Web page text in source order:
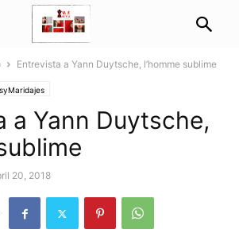
Entrevista a Yann Duytsche, l’homme sublime
a Yann Duytsche,
20, 2018